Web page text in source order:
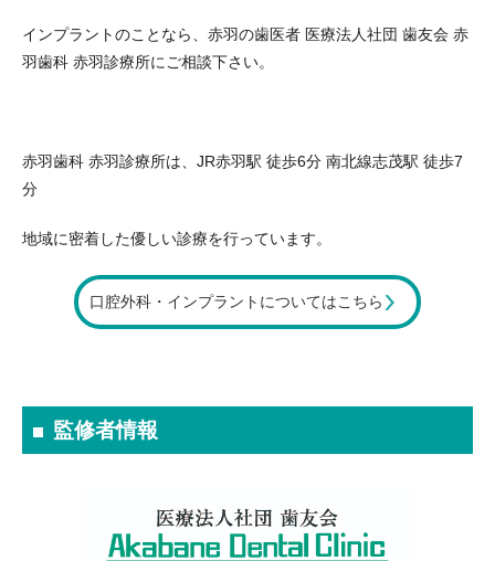
インプラントのことなら、赤羽の歯医者 医療法人社団 歯友会 赤
羽歯科 赤羽診療所にご相談下さい。
赤羽歯科 赤羽診療所は、JR赤羽駅 徒歩6分 南北線志茂駅 徒歩7
分
地域に密着した優しい診療を行っています。
口腔外科・インプラントについてはこちら
監修者情報